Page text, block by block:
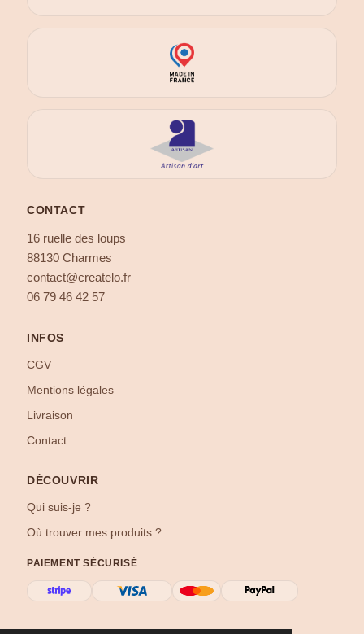
CONTACT
16 ruelle des loups
88130 Charmes
contact@createlo.fr
06 79 46 42 57
INFOS
CGV
Mentions légales
Livraison
Contact
DÉCOUVRIR
Qui suis-je ?
Où trouver mes produits ?
PAIEMENT SÉCURISÉ